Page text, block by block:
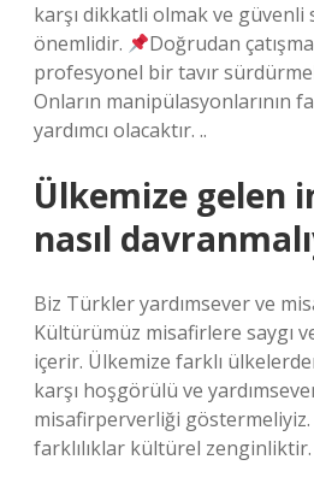
karşı dikkatli olmak ve güvenli
önemlidir.
Doğrudan
profesyonel bir tavır
Onların manipülasyonlarının
yardımcı olacaktır. ..
Ülkemize gelen
nasıl
Biz Türkler yardımsever ve
Kültürümüz misafirlere saygı
içerir. Ülkemize farklı
karşı hoşgörülü ve
misafirperverliği göstermeliyiz.
farklılıklar kültürel zenginliktir.